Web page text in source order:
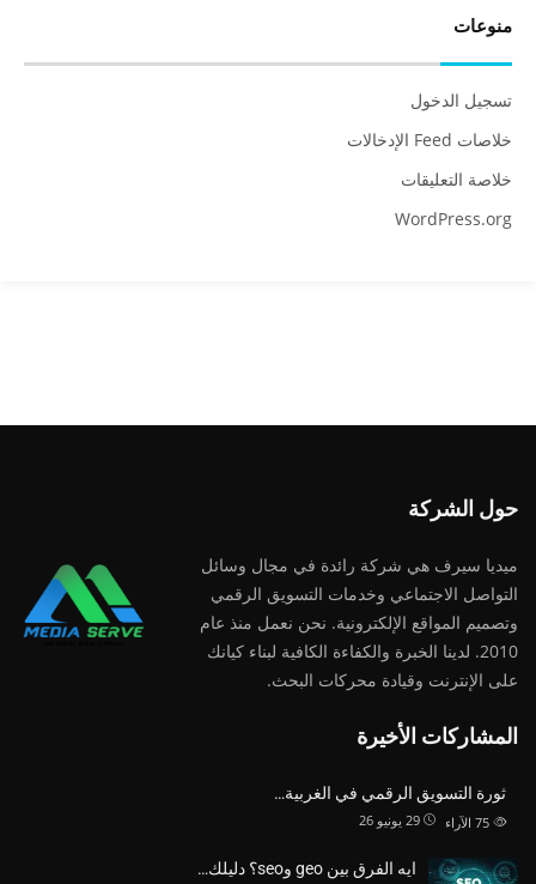
منوعات
تسجيل الدخول
خلاصات Feed الإدخالات
خلاصة التعليقات
WordPress.org
حول الشركة
ميديا ​​سيرف هي شركة رائدة في مجال وسائل
التواصل الاجتماعي وخدمات التسويق الرقمي
وتصميم المواقع الإلكترونية. نحن نعمل منذ عام
2010. لدينا الخبرة والكفاءة الكافية لبناء كيانك
على الإنترنت وقيادة محركات البحث.
المشاركات الأخيرة
ثورة التسويق الرقمي في الغربية…
29 يونيو 26 الآراء
ايه الفرق بين geo وseo؟ دليلك…